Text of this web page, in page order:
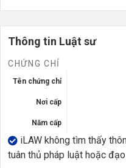
Thông tin Luật sư
CHỨNG CHỈ
Tên chứng chỉ
Nơi cấp
Năm cấp
iLAW không tìm thấy
tuân thủ pháp luật hoặc